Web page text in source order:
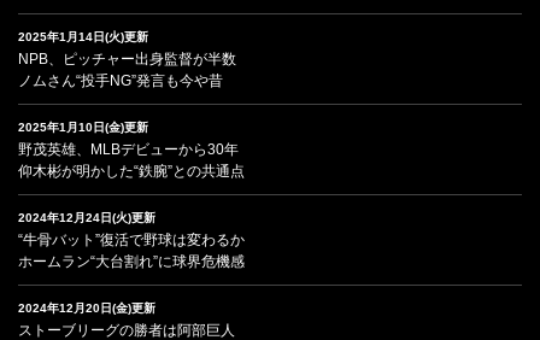
2025年1月14日(火)更新
NPB、ピッチャー出身監督が半数
ノムさん“投手NG”発言も今や昔
2025年1月10日(金)更新
野茂英雄、MLBデビューから30年
仰木彬が明かした“鉄腕”との共通点
2024年12月24日(火)更新
“牛骨バット”復活で野球は変わるか
ホームラン“大台割れ”に球界危機感
2024年12月20日(金)更新
ストーブリーグの勝者は阿部巨人